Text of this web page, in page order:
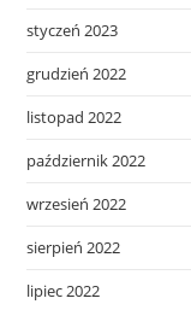
styczeń 2023
grudzień 2022
listopad 2022
październik 2022
wrzesień 2022
sierpień 2022
lipiec 2022